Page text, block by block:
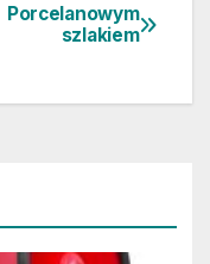
Porcelanowym
szlakiem